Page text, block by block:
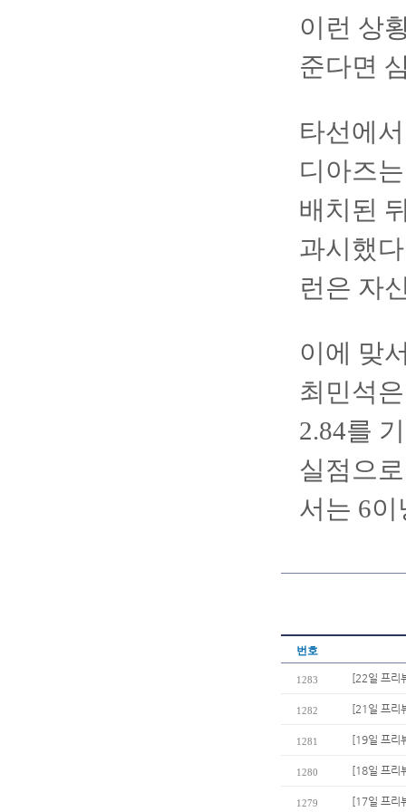
이런 상
준다면
타선에
디아즈
배치된
과시했
런은 자
이에 맞
최민석
2.84를
실점으
서는 6
번호
1283 [22일 프리
1282 [21일 프리
1281 [19일 프리
1280 [18일 프리
1279 [17일 프리